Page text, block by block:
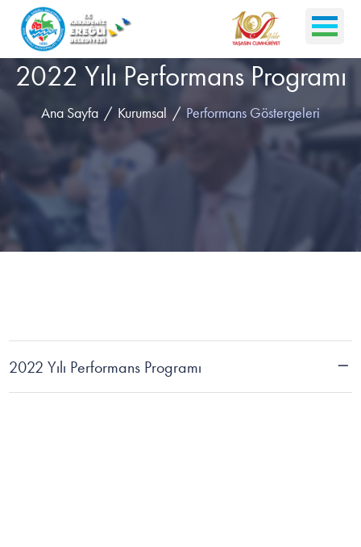
2022 Yılı Performans Programı
Ana Sayfa Kurumsal Performans Göstergeleri
2022 Yılı Performans Programı